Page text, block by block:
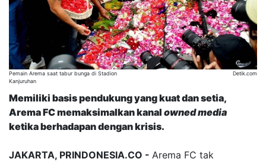
Pemain Arema saat tabur bunga di Stadion
Kanjuruhan
Detik.com
Memiliki basis pendukung yang kuat dan setia,
Arema FC memaksimalkan kanal owned media
ketika berhadapan dengan krisis.
JAKARTA, PRINDONESIA.CO - Arema FC tak